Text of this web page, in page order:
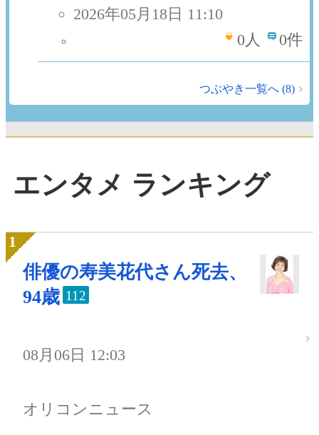
2026年05月18日 11:10
0 人 0件
つぶやき一覧へ (8)
エンタメ ランキング
俳優の寿美花代さん死去、
94歳 112
08月06日 12:03
オリコンニュース